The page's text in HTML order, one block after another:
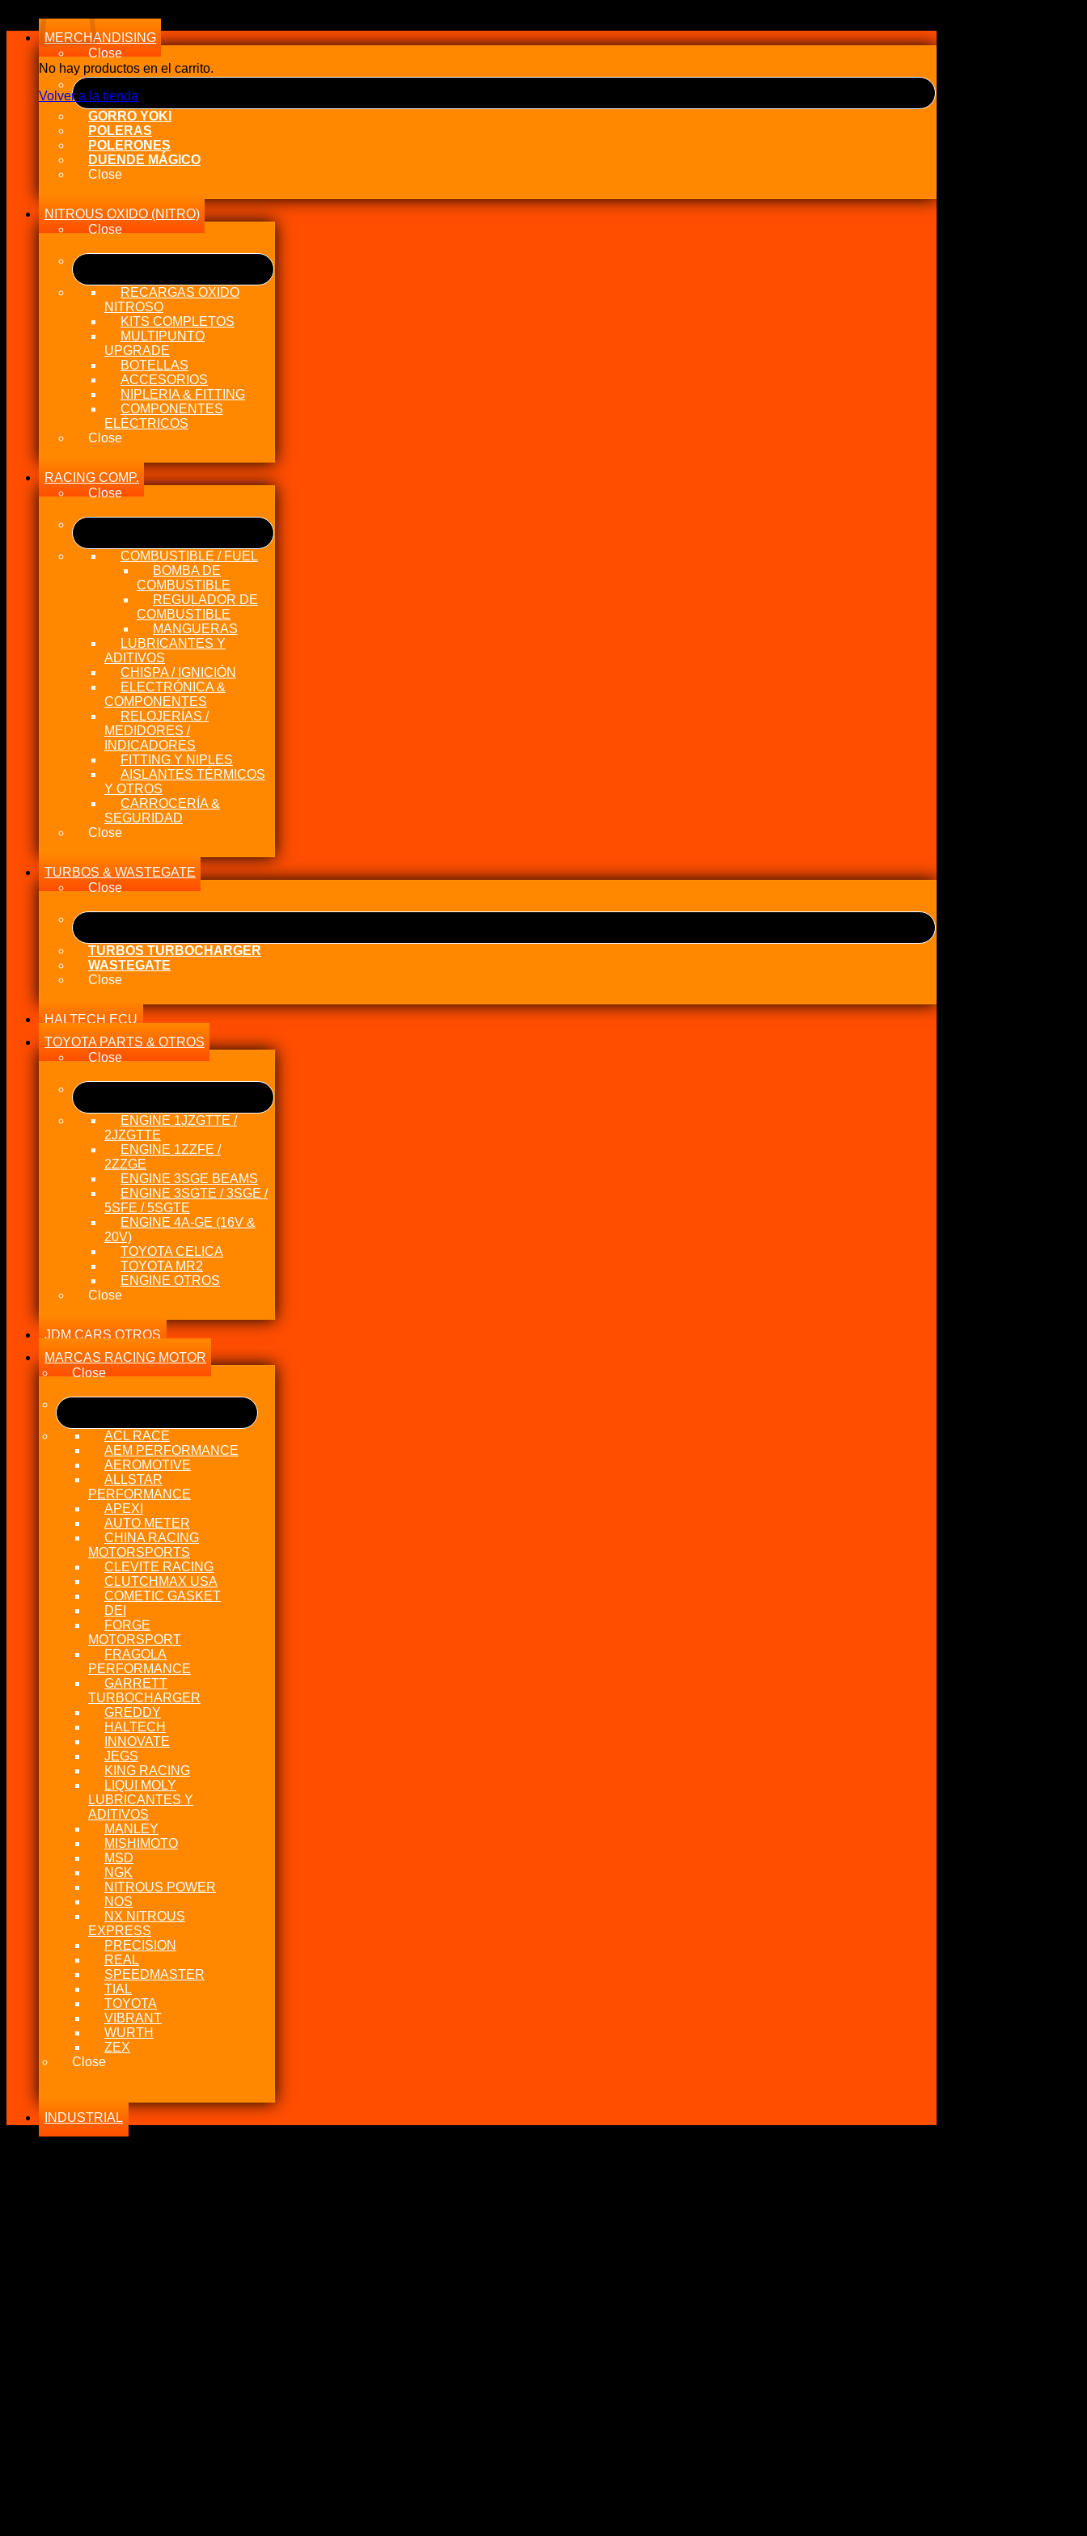
No hay productos en el carrito.
Volver a la tienda
MERCHANDISING
Close
GORRO YOKI
POLERAS
POLERONES
DUENDE MÁGICO
Close
NITROUS OXIDO (NITRO)
Close
RECARGAS OXIDO
NITROSO
KITS COMPLETOS
MULTIPUNTO
UPGRADE
BOTELLAS
ACCESORIOS
NIPLERIA & FITTING
COMPONENTES
ELÉCTRICOS
Close
RACING COMP.
Close
COMBUSTIBLE / FUEL
BOMBA DE
COMBUSTIBLE
REGULADOR DE
COMBUSTIBLE
MANGUERAS
LUBRICANTES Y
ADITIVOS
CHISPA / IGNICIÓN
ELECTRÓNICA &
COMPONENTES
RELOJERÍAS /
MEDIDORES /
INDICADORES
FITTING Y NIPLES
AISLANTES TÉRMICOS
Y OTROS
CARROCERÍA &
SEGURIDAD
Close
TURBOS & WASTEGATE
Close
TURBOS TURBOCHARGER
WASTEGATE
Close
HALTECH ECU
TOYOTA PARTS & OTROS
Close
ENGINE 1JZGTTE /
2JZGTTE
ENGINE 1ZZFE /
2ZZGE
ENGINE 3SGE BEAMS
ENGINE 3SGTE / 3SGE /
5SFE / 5SGTE
ENGINE 4A-GE (16V &
20V)
TOYOTA CELICA
TOYOTA MR2
ENGINE OTROS
Close
JDM CARS OTROS
MARCAS RACING MOTOR
Close
ACL RACE
AEM PERFORMANCE
AEROMOTIVE
ALLSTAR
PERFORMANCE
APEXI
AUTO METER
CHINA RACING
MOTORSPORTS
CLEVITE RACING
CLUTCHMAX USA
COMETIC GASKET
DEI
FORGE
MOTORSPORT
FRAGOLA
PERFORMANCE
GARRETT
TURBOCHARGER
GREDDY
HALTECH
INNOVATE
JEGS
KING RACING
LIQUI MOLY
LUBRICANTES Y
ADITIVOS
MANLEY
MISHIMOTO
MSD
NGK
NITROUS POWER
NOS
NX NITROUS
EXPRESS
PRECISION
REAL
SPEEDMASTER
TIAL
TOYOTA
VIBRANT
WURTH
ZEX
Close
INDUSTRIAL